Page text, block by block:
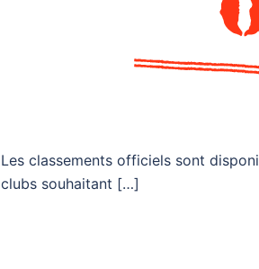
Les classements officiels sont
clubs souhaitant […]